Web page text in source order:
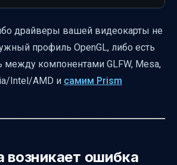
драйверы вашей видеокарты не
профиль OpenGL, либо есть
между компонентами GLFW, Mesa,
Intel/AMD и самим Prism
возникает ошибка